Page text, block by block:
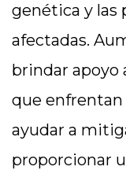
genética y las
afectadas.
brindar apoyo
que
ayudar a
proporcionar